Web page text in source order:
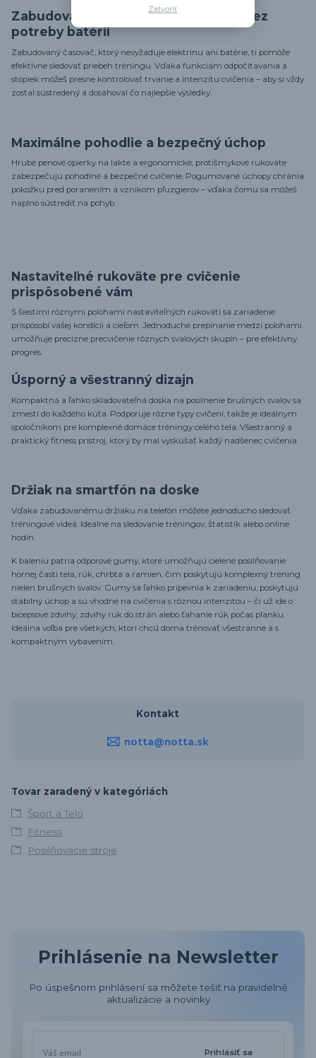
Zabudovaný mechanický časovač – bez
potreby batérií
Zabudovaný časovač, ktorý nevyžaduje elektrinu ani batérie, ti pomôže
efektívne sledovať priebeh tréningu. Vďaka funkciám odpočítavania a
stopiek môžeš presne kontrolovať trvanie a intenzitu cvičenia – aby si vždy
zostal sústredený a dosahoval čo najlepšie výsledky.
Maximálne pohodlie a bezpečný úchop
Hrubé penové opierky na lakte a ergonomické, protišmykové rukoväte
zabezpečujú pohodlné a bezpečné cvičenie. Pogumované úchopy chránia
pokožku pred poranením a vznikom pľuzgierov – vďaka čomu sa môžeš
naplno sústrediť na pohyb.
Nastaviteľné rukoväte pre cvičenie
prispôsobené vám
S šiestimi rôznymi polohami nastaviteľných rukovätí sa zariadenie
prispôsobí vašej kondícii a cieľom. Jednoduché prepínanie medzi polohami
umožňuje precízne precvičenie rôznych svalových skupín – pre efektívny
progres.
Úsporný a všestranný dizajn
Kompaktná a ľahko skladovateľná doska na posilnenie brušných svalov sa
zmestí do každého kúta. Podporuje rôzne typy cvičení, takže je ideálnym
spoločníkom pre komplexné domáce tréningy celého tela. Všestranný a
praktický fitness prístroj, ktorý by mal vyskúšať každý nadšenec cvičenia.
Držiak na smartfón na doske
Vďaka zabudovanému držiaku na telefón môžete jednoducho sledovať
tréningové videá. Ideálne na sledovanie tréningov, štatistík alebo online
hodín.
K baleniu patria odporové gumy, ktoré umožňujú cielené posilňovanie
hornej časti tela, rúk, chrbta a ramien, čím poskytujú komplexný tréning
nielen brušných svalov. Gumy sa ľahko pripevnia k zariadeniu, poskytujú
stabilný úchop a sú vhodné na cvičenia s rôznou intenzitou – či už ide o
bicepsové zdvihy, zdvihy rúk do strán alebo ťahanie rúk počas planku.
Ideálna voľba pre všetkých, ktorí chcú doma trénovať všestranne a s
kompaktným vybavením.
Kontakt
notta@notta.sk
Tovar zaradený v kategóriách
Šport a Telo
Fitness
Posilňovacie stroje
Prihlásenie na Newsletter
Po úspešnom prihlásení sa môžete tešiť na pravidelné
aktualizácie a novinky
Prihlásiť sa
Zatvoriť